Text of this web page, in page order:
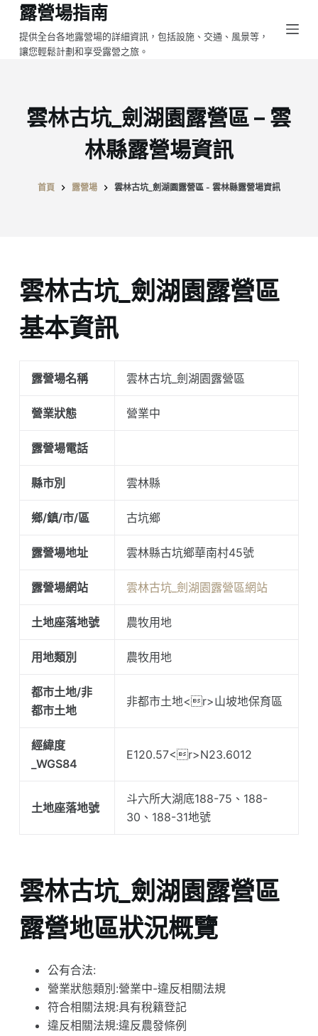
跳
至
主
露營場指南
提供全台各地露營場的詳細資訊，包括設施、交通、風景等，
讓您輕鬆計劃和享受露營之旅。
雲林古坑_劍湖園露營區 – 雲
林縣露營場資訊
首頁 露營場 雲林古坑_劍湖園露營區 - 雲林縣露營場資訊
雲林古坑_劍湖園露營區
基本資訊
露營場名稱 雲林古坑_劍湖園露營區
營業狀態 營業中
露營場電話
縣市別 雲林縣
鄉/鎮/市/區 古坑鄉
露營場地址 雲林縣古坑鄉華南村45號
露營場網站 雲林古坑_劍湖園露營區網站
土地座落地號 農牧用地
用地類別 農牧用地
都市土地/非
都市土地
非都市土地<r>山坡地保育區
經緯度
_WGS84
E120.57<r>N23.6012
土地座落地號
斗六所大湖底188-75、188-
30、188-31地號
雲林古坑_劍湖園露營區
露營地區狀況概覽
公有合法:
營業狀態類別:營業中-違反相關法規
符合相關法規:具有稅籍登記
違反相關法規:違反農發條例